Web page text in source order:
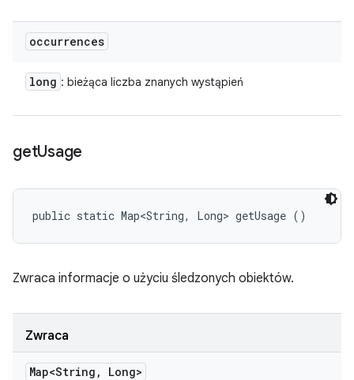
occurrences
long : bieżąca liczba znanych wystąpień
getUsage
public static Map<String, Long> getUsage ()
Zwraca informacje o użyciu śledzonych obiektów.
Zwraca
Map<String , Long>